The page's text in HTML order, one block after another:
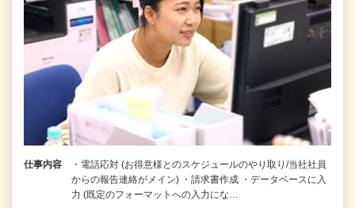
仕事内容
・電話応対 (お得意様とのスケジュールのやり取り/当社社員
からの報告連絡がメイン) ・請求書作成 ・データベースに入
力 (既定のフォーマットへの入力にな…